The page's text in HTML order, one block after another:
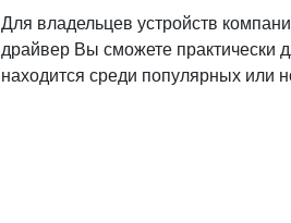
Для владельцев устройств
драйвер Вы сможете практически
находится среди популярных или